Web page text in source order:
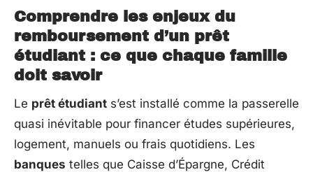
Comprendre les enjeux du
remboursement d’un prêt
étudiant : ce que chaque famille
doit savoir
Le prêt étudiant s’est installé comme la passerelle
quasi inévitable pour financer études supérieures,
logement, manuels ou frais quotidiens. Les
banques telles que Caisse d’Épargne, Crédit